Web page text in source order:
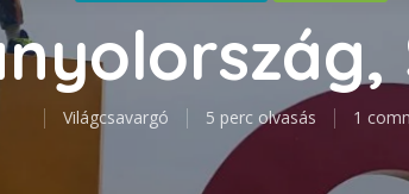
Világcsavargó 5 perc olvasás 1